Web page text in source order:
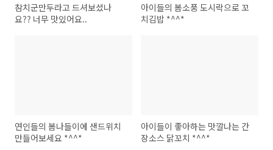
참치군만두라고 드셔보셨나
요?? 너무 맛있어요..
아이들의 봄소풍 도시락으로 꼬
치김밥 *^^*
연인들의 봄나들이에 샌드위치
만들어보세요 *^^*
아이들이 좋아하는 맛깔나는 간
장소스 닭꼬치 *^^*